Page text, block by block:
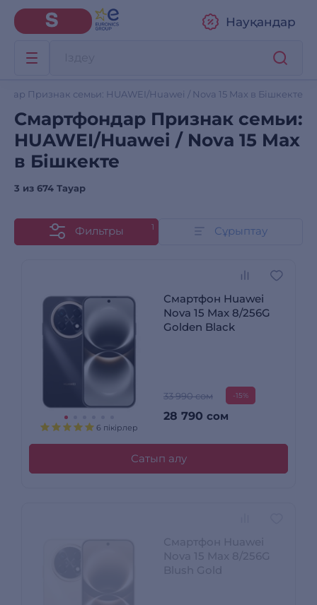
Науқандар
Признак семьи: HUAWEI/Huawei / Nova 15 Max в Бішкекте
Смартфондар Признак семьи:
HUAWEI/Huawei / Nova 15 Max
в Бішкекте
3 из 674 Тауар
Фильтры 1 Сұрыптау
6 пікірлер
Смартфон Huawei
Nova 15 Max 8/256G
Golden Black
33 990 сом -15%
28 790 сом
Сатып алу